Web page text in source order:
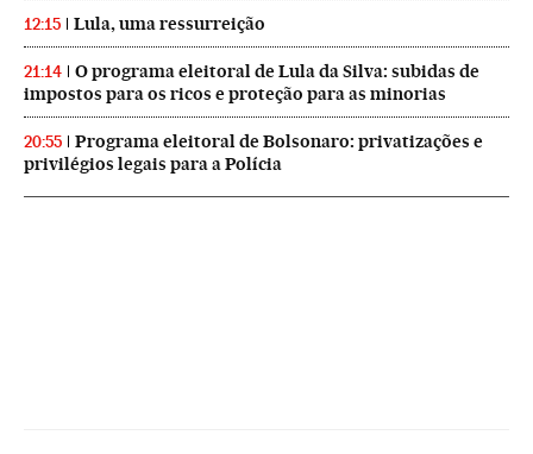
12:15 Lula, uma ressurreição
21:14
O programa eleitoral de Lula da Silva: subidas de
impostos para os ricos e proteção para as minorias
20:55
Programa eleitoral de Bolsonaro: privatizações e
privilégios legais para a Polícia